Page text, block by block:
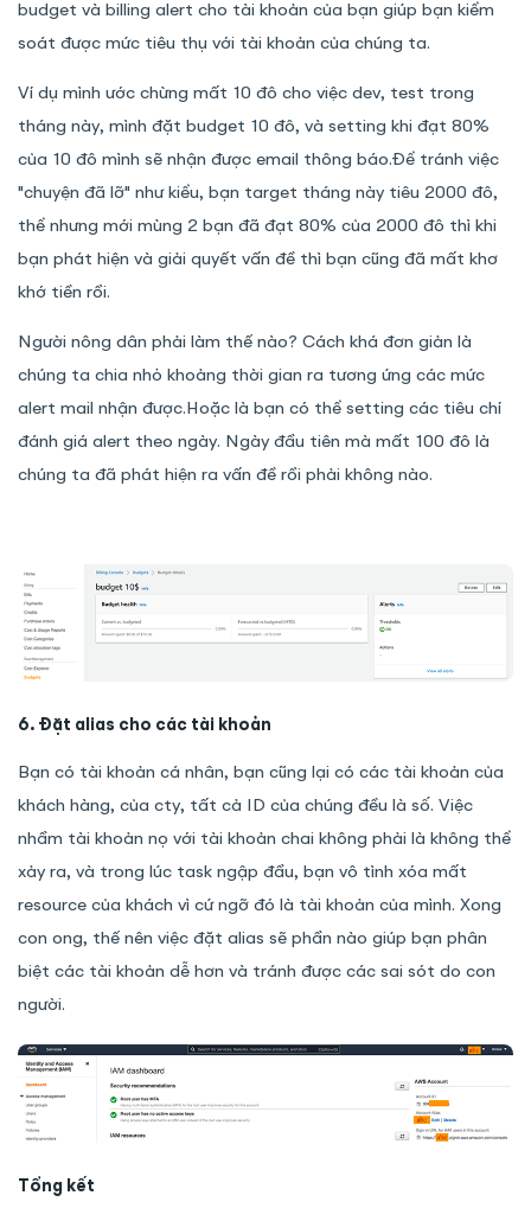
budget và billing alert cho tài khoản của bạn giúp bạn kiểm
soát được mức tiêu thụ với tài khoản của chúng ta.
Ví dụ mình ước chừng mất 10 đô cho việc dev, test trong
tháng này, mình đặt budget 10 đô, và setting khi đạt 80%
của 10 đô mình sẽ nhận được email thông báo.Để tránh việc
"chuyện đã lỡ" như kiểu, bạn target tháng này tiêu 2000 đô,
thể nhưng mới mùng 2 bạn đã đạt 80% của 2000 đô thì khi
bạn phát hiện và giải quyết vấn đề thì bạn cũng đã mất khơ
khớ tiền rồi.
Người nông dân phải làm thế nào? Cách khá đơn giản là
chúng ta chia nhỏ khoảng thời gian ra tương ứng các mức
alert mail nhận được.Hoặc là bạn có thể setting các tiêu chí
đánh giá alert theo ngày. Ngày đầu tiên mà mất 100 đô là
chúng ta đã phát hiện ra vấn đề rồi phải không nào.
6. Đặt alias cho các tài khoản
Bạn có tài khoản cá nhân, bạn cũng lại có các tài khoản của
khách hàng, của cty, tất cả ID của chúng đều là số. Việc
nhầm tài khoản nọ với tài khoản chai không phải là không thể
xảy ra, và trong lúc task ngập đầu, bạn vô tình xóa mất
resource của khách vì cứ ngỡ đó là tài khoản của mình. Xong
con ong, thế nên việc đặt alias sẽ phần nào giúp bạn phân
biệt các tài khoản dễ hơn và tránh được các sai sót do con
người.
Tổng kết